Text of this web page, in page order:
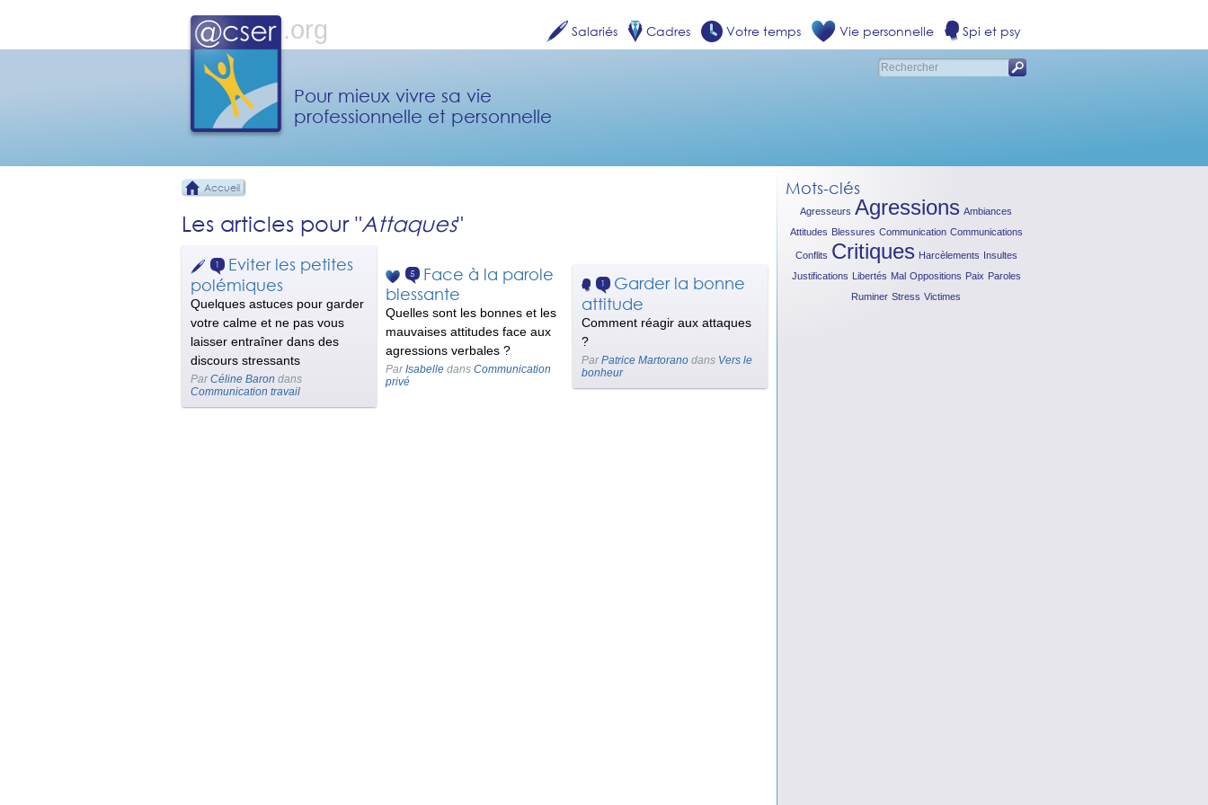
Pour mieux vivre sa vie
professionnelle et personnelle
Salariés Cadres Votre temps Vie personnelle Spi et psy
Accueil
Les articles pour "Attaques"
1
Eviter les petites
polémiques
Quelques astuces pour garder
votre calme et ne pas vous
laisser entraîner dans des
discours stressants
ParCéline Baron dans
Communication travail
5
Face à la parole
blessante
Quelles sont les bonnes et les
mauvaises attitudes face aux
agressions verbales ?
ParIsabelle dansCommunication
privé
1
Garder la bonne
attitude
Comment réagir aux attaques
?
ParPatrice Martorano dans Vers le
bonheur
Mots-clés
Agresseurs Agressions Ambiances
Attitudes Blessures Communication Communications
Conflits Critiques Harcèlements Insultes
Justifications Libertés Mal Oppositions Paix Paroles
Ruminer Stress Victimes